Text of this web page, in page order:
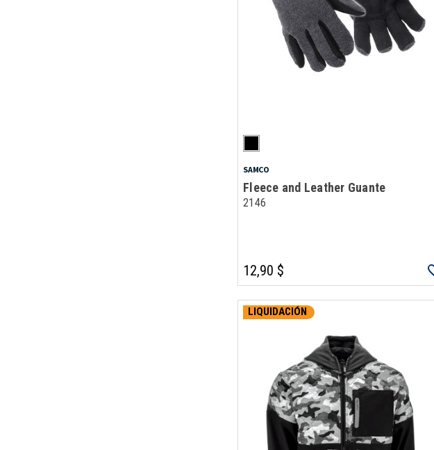
SAMCO
Fleece and Leather Guante
2146
12,90 $
LIQUIDACIÓN